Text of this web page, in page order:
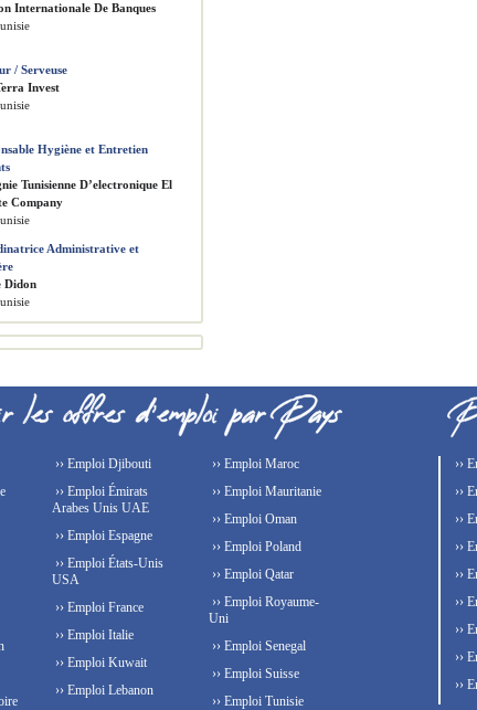
Internationale De Banques
/ Serveuse
Invest
Hygiène et Entretien
Tunisienne D’electronique El
Company
Administrative et
Didon
›› Emploi Djibouti
›› Emploi Émirats
Arabes Unis UAE
›› Emploi Espagne
›› Emploi États-Unis
USA
›› Emploi France
›› Emploi Italie
›› Emploi Kuwait
›› Emploi Lebanon
›› Emploi Maroc
›› Emploi Mauritanie
›› Emploi Oman
›› Emploi Poland
›› Emploi Qatar
›› Emploi Royaume-
Uni
›› Emploi Senegal
›› Emploi Suisse
›› Emploi Tunisie
››
››
››
››
››
››
››
››
››